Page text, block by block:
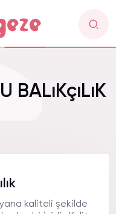
BALıKçıLıK
kaliteli şekilde